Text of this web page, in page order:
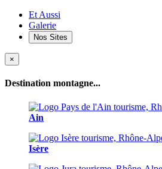
Et Aussi
Galerie
Nos Sites
×
Destination montagne...
Ain
Isère